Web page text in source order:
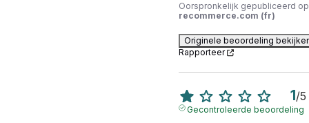
Oorspronkelijk gepubliceerd op
recommerce.com (fr)
Originele beoordeling
Rapporteer
1/5
Gecontroleerde beoordeling